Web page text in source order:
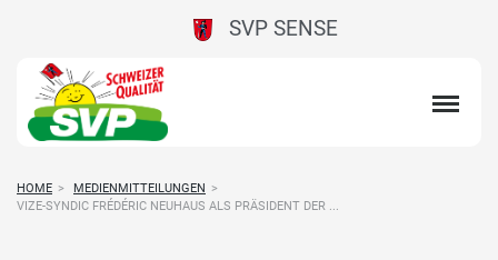
SVP SENSE
HOME > MEDIENMITTEILUNGEN >
VIZE-SYNDIC FRÉDÉRIC NEUHAUS ALS PRÄSIDENT DER ...